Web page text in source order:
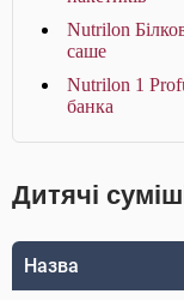
Nutrilon
саше
Nutrilon 1
банка
Дитячі
Назва